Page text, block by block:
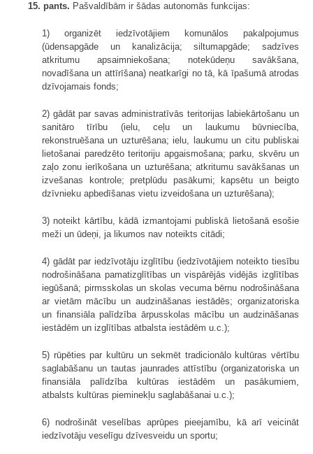
15. pants. Pašvaldībām ir šādas autonomās funkcijas:
1) organizēt iedzīvotājiem komunālos pakalpojumus
(ūdensapgāde un kanalizācija; siltumapgāde; sadzīves
atkritumu apsaimniekošana; notekūdeņu savākšana,
novadīšana un attīrīšana) neatkarīgi no tā, kā īpašumā atrodas
dzīvojamais fonds;
2) gādāt par savas administratīvās teritorijas labiekārtošanu un
sanitāro tīrību (ielu, ceļu un laukumu būvniecība,
rekonstruēšana un uzturēšana; ielu, laukumu un citu publiskai
lietošanai paredzēto teritoriju apgaismošana; parku, skvēru un
zaļo zonu ierīkošana un uzturēšana; atkritumu savākšanas un
izvešanas kontrole; pretplūdu pasākumi; kapsētu un beigto
dzīvnieku apbedīšanas vietu izveidošana un uzturēšana);
3) noteikt kārtību, kādā izmantojami publiskā lietošanā esošie
meži un ūdeņi, ja likumos nav noteikts citādi;
4) gādāt par iedzīvotāju izglītību (iedzīvotājiem noteikto tiesību
nodrošināšana pamatizglītības un vispārējās vidējās izglītības
iegūšanā; pirmsskolas un skolas vecuma bērnu nodrošināšana
ar vietām mācību un audzināšanas iestādēs; organizatoriska
un finansiāla palīdzība ārpusskolas mācību un audzināšanas
iestādēm un izglītības atbalsta iestādēm u.c.);
5) rūpēties par kultūru un sekmēt tradicionālo kultūras vērtību
saglabāšanu un tautas jaunrades attīstību (organizatoriska un
finansiāla palīdzība kultūras iestādēm un pasākumiem,
atbalsts kultūras pieminekļu saglabāšanai u.c.);
6) nodrošināt veselības aprūpes pieejamību, kā arī veicināt
iedzīvotāju veselīgu dzīvesveidu un sportu;